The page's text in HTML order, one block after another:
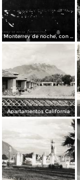
Monterrey de noche, con tempestad
Apartamentos California